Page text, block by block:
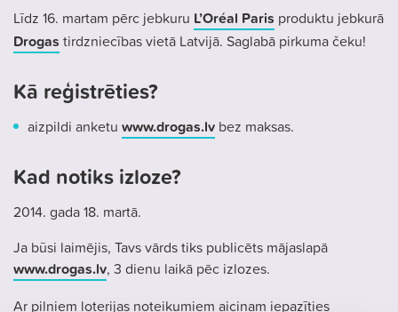
Līdz 16. martam pērc jebkuru L’Oréal Paris produktu jebkurā
Drogas tirdzniecības vietā Latvijā. Saglabā pirkuma čeku!
Kā reģistrēties?
aizpildi anketu www.drogas.lv bez maksas.
Kad notiks izloze?
2014. gada 18. martā.
Ja būsi laimējis, Tavs vārds tiks publicēts mājaslapā
www.drogas.lv, 3 dienu laikā pēc izlozes.
Ar pilniem loterijas noteikumiem aicinam iepazīties